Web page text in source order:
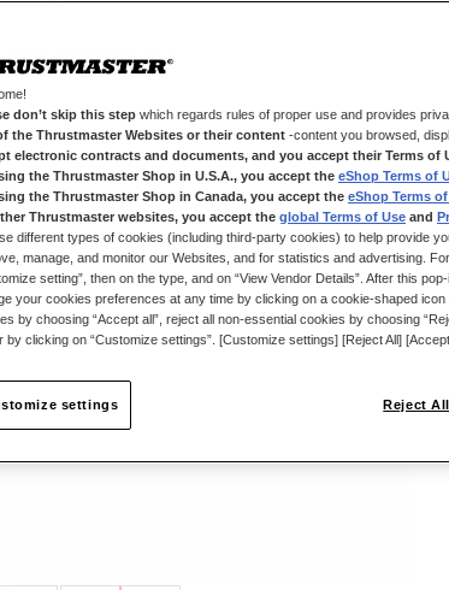
don’t skip this step which regards rules of proper use and provides
the Thrustmaster Websites or their content -content you browsed,
electronic contracts and documents, and you accept their Terms of
the Thrustmaster Shop in U.S.A., you accept the eShop Terms of
the Thrustmaster Shop in Canada, you accept the eShop Terms
Thrustmaster websites, you accept the global Terms of Use and
different types of cookies (including third-party cookies) to help provide
manage, and monitor our Websites, and for statistics and advertising.
setting”, then on the type, and on “View Vendor Details”. After this
your cookies preferences at any time by clicking on a cookie-shaped
by choosing “Accept all”, reject all non-essential cookies by choosing
by clicking on “Customize settings”. [Customize settings] [Reject All] [Accept
Reject All
settings